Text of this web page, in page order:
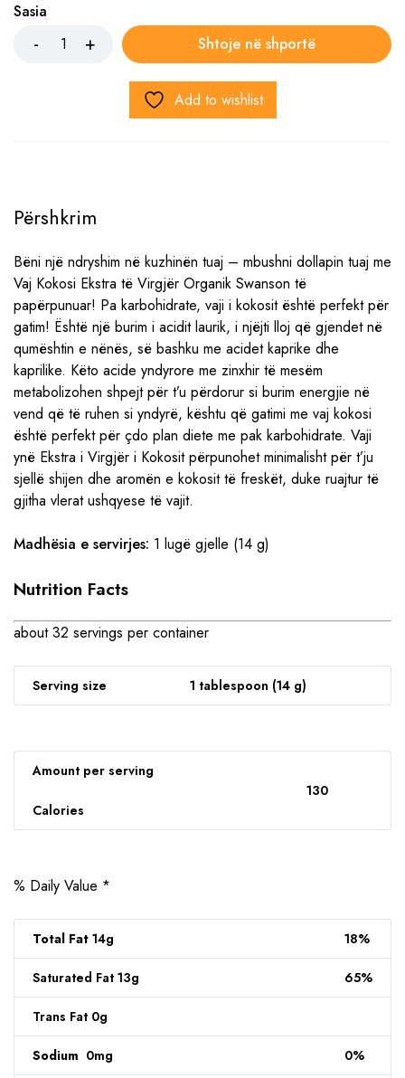
Sasia
Shtoje në shportë
Add to wishlist
Përshkrim
Bëni një ndryshim në kuzhinën tuaj – mbushni dollapin tuaj me
Vaj Kokosi Ekstra të Virgjër Organik Swanson të
papërpunuar! Pa karbohidrate, vaji i kokosit është perfekt për
gatim! Është një burim i acidit laurik, i njëjti lloj që gjendet në
qumështin e nënës, së bashku me acidet kaprike dhe
kaprilike. Këto acide yndyrore me zinxhir të mesëm
metabolizohen shpejt për t’u përdorur si burim energjie në
vend që të ruhen si yndyrë, kështu që gatimi me vaj kokosi
është perfekt për çdo plan diete me pak karbohidrate. Vaji
ynë Ekstra i Virgjër i Kokosit përpunohet minimalisht për t’ju
sjellë shijen dhe aromën e kokosit të freskët, duke ruajtur të
gjitha vlerat ushqyese të vajit.
Madhësia e servirjes: 1 lugë gjelle (14 g)
Nutrition Facts
about 32 servings per container
Serving size 1 tablespoon (14 g)
Amount per serving
Calories
130
% Daily Value *
Total Fat 14g 18%
Saturated Fat 13g 65%
Trans Fat 0g
Sodium 0mg 0%